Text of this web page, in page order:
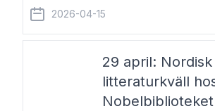
arkeolog, författare, översättare och
kultur och samhällsliv. Ut
2026-04-15
29 april: Nordisk
litteraturkväll
Nobelbiblioteket